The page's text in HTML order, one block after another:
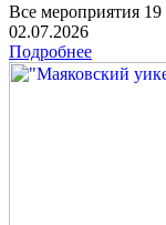
Все мероприятия
02.07.2026
Подробнее